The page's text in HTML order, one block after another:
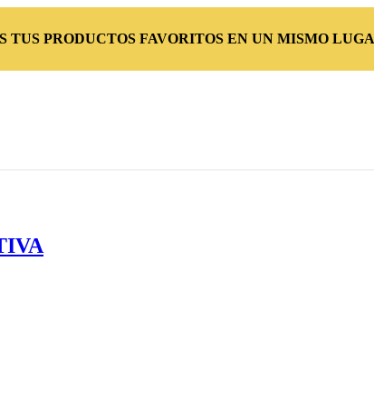
TUS PRODUCTOS FAVORITOS EN UN MISMO